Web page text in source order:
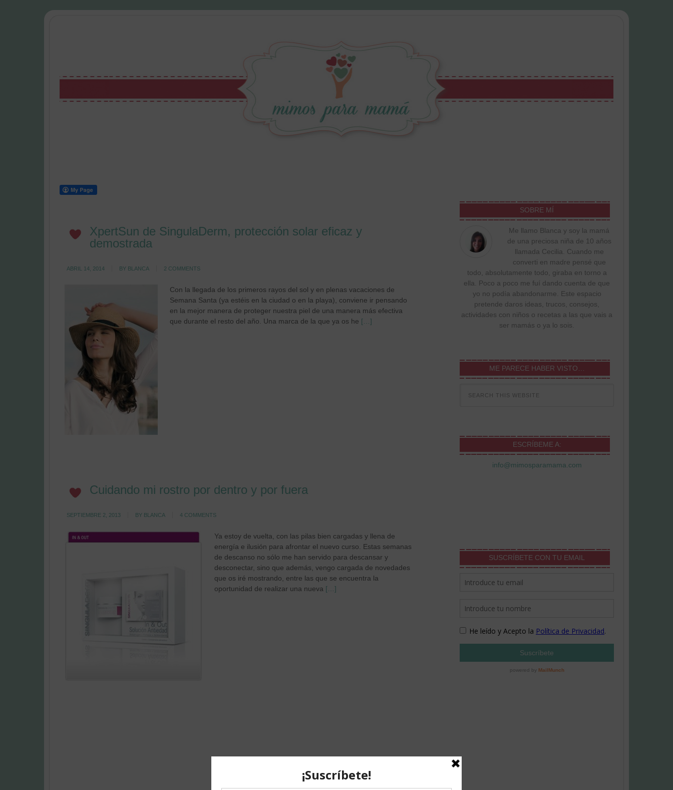
XpertSun de SingulaDerm, protección solar eficaz y
demostrada
ABRIL 14, 2014 BY BLANCA 2 COMMENTS
Con la llegada de los primeros rayos del sol y en plenas vacaciones de
Semana Santa (ya estéis en la ciudad o en la playa), conviene ir pensando
en la mejor manera de proteger nuestra piel de una manera más efectiva
que durante el resto del año. Una marca de la que ya os he […]
Cuidando mi rostro por dentro y por fuera
SEPTIEMBRE 2, 2013 BY BLANCA 4 COMMENTS
Ya estoy de vuelta, con las pilas bien cargadas y llena de
energía e ilusión para afrontar el nuevo curso. Estas semanas
de descanso no sólo me han servido para descansar y
desconectar, sino que además, vengo cargada de novedades
que os iré mostrando, entre las que se encuentra la
oportunidad de realizar una nueva […]
SOBRE MÍ
Me llamo Blanca y soy la mamá
de una preciosa niña de 10 años
llamada Cecilia. Cuando me
converti en madre pensé que
todo, absolutamente todo, giraba en torno a
ella. Poco a poco me fuí dando cuenta de que
yo no podía abandonarme. Este espacio
pretende daros ideas, trucos, consejos,
actividades con niños o recetas a las que vais a
ser mamás o ya lo sois.
ME PARECE HABER VISTO…
ESCRÍBEME A:
info@mimosparamama.com
SUSCRÍBETE CON TU EMAIL